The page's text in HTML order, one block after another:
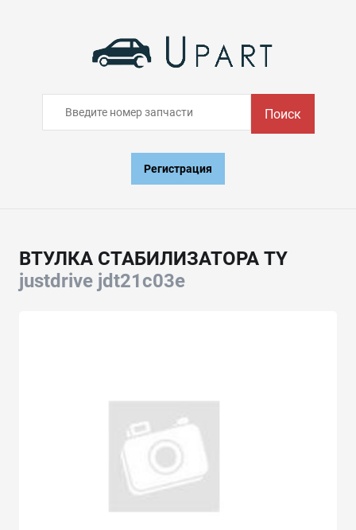
Поиск
Регистрация
ВТУЛКА СТАБИЛИЗАТОРА TY
justdrive jdt21c03e